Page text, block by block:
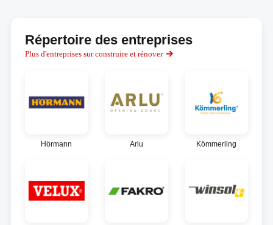
Répertoire des entreprises
Plus d'entreprises sur construire et rénover
Hörmann Arlu Kömmerling